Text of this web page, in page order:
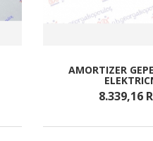
AMORTIZER
8.339,16